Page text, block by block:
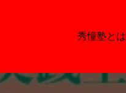
秀憧塾とは